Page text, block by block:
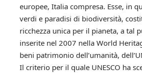
europee, Italia compresa. Esse, in
verdi e paradisi di biodiversità,
ricchezza unica per il pianeta, a tal
inserite nel 2007 nella World
beni patrimonio dell’umanità,
Il criterio per il quale UNESCO ha